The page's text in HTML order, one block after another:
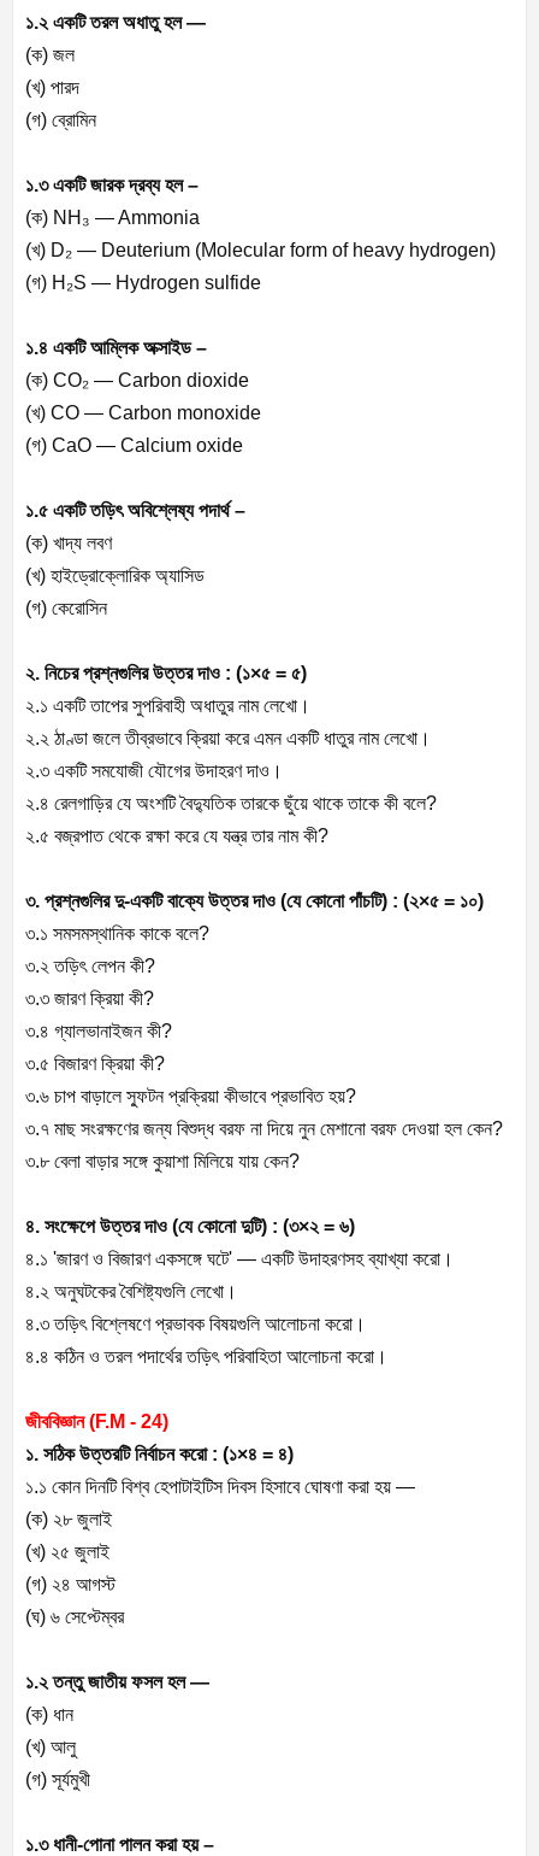
১.২ একটি তরল অধাতু হল —
(ক) জল
(খ) পারদ
(গ) ব্রোমিন
১.৩ একটি জারক দ্রব্য হল –
(ক) NH₃ — Ammonia
(খ) D₂ — Deuterium (Molecular form of heavy hydrogen)
(গ) H₂S — Hydrogen sulfide
১.৪ একটি আম্লিক অক্সাইড –
(ক) CO₂ — Carbon dioxide
(খ) CO — Carbon monoxide
(গ) CaO — Calcium oxide
১.৫ একটি তড়িৎ অবিশ্লেষ্য পদার্থ –
(ক) খাদ্য লবণ
(খ) হাইড্রোক্লোরিক অ্যাসিড
(গ) কেরোসিন
২. নিচের প্রশ্নগুলির উত্তর দাও : (১×৫ = ৫)
২.১ একটি তাপের সুপরিবাহী অধাতুর নাম লেখো।
২.২ ঠাণ্ডা জলে তীব্রভাবে ক্রিয়া করে এমন একটি ধাতুর নাম লেখো।
২.৩ একটি সমযোজী যৌগের উদাহরণ দাও।
২.৪ রেলগাড়ির যে অংশটি বৈদ্যুতিক তারকে ছুঁয়ে থাকে তাকে কী বলে?
২.৫ বজ্রপাত থেকে রক্ষা করে যে যন্ত্র তার নাম কী?
৩. প্রশ্নগুলির দু-একটি বাক্যে উত্তর দাও (যে কোনো পাঁচটি) : (২×৫ = ১০)
৩.১ সমসমস্থানিক কাকে বলে?
৩.২ তড়িৎ লেপন কী?
৩.৩ জারণ ক্রিয়া কী?
৩.৪ গ্যালভানাইজন কী?
৩.৫ বিজারণ ক্রিয়া কী?
৩.৬ চাপ বাড়ালে স্ফুটন প্রক্রিয়া কীভাবে প্রভাবিত হয়?
৩.৭ মাছ সংরক্ষণের জন্য বিশুদ্ধ বরফ না দিয়ে নুন মেশানো বরফ দেওয়া হল কেন?
৩.৮ বেলা বাড়ার সঙ্গে কুয়াশা মিলিয়ে যায় কেন?
৪. সংক্ষেপে উত্তর দাও (যে কোনো দুটি) : (৩×২ = ৬)
৪.১ 'জারণ ও বিজারণ একসঙ্গে ঘটে' — একটি উদাহরণসহ ব্যাখ্যা করো।
৪.২ অনুঘটকের বৈশিষ্ট্যগুলি লেখো।
৪.৩ তড়িৎ বিশ্লেষণে প্রভাবক বিষয়গুলি আলোচনা করো।
৪.৪ কঠিন ও তরল পদার্থের তড়িৎ পরিবাহিতা আলোচনা করো।
জীববিজ্ঞান (F.M - 24)
১. সঠিক উত্তরটি নির্বাচন করো : (১×৪ = ৪)
১.১ কোন দিনটি বিশ্ব হেপাটাইটিস দিবস হিসাবে ঘোষণা করা হয় —
(ক) ২৮ জুলাই
(খ) ২৫ জুলাই
(গ) ২৪ আগস্ট
(ঘ) ৬ সেপ্টেম্বর
১.২ তন্তু জাতীয় ফসল হল —
(ক) ধান
(খ) আলু
(গ) সূর্যমুখী
১.৩ ধানী-পোনা পালন করা হয় –